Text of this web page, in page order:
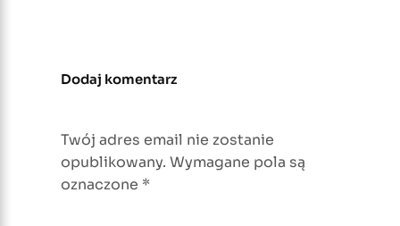
Dodaj komentarz
Twój adres email nie zostanie
opublikowany. Wymagane pola są
oznaczone *